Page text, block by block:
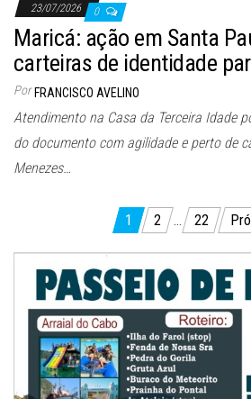
23/07/2026 0
Maricá: ação em Santa
carteiras de identidade
Por FRANCISCO AVELINO
Atendimento na Casa da Terceira Idade
do documento com agilidade e perto de
Menezes…
Paginação
de
posts
1 2 … 22